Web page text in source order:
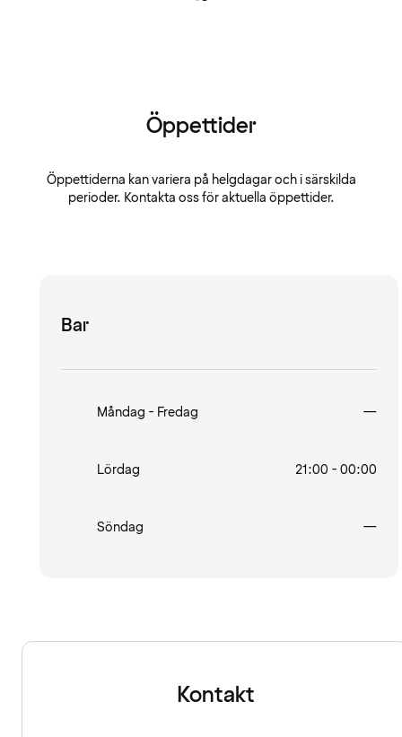
Öppettider
Öppettiderna kan variera på helgdagar och i särskilda
perioder. Kontakta oss för aktuella öppettider.
Bar
Måndag - Fredag —
Lördag 21:00 - 00:00
Söndag —
Kontakt